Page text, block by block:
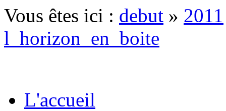
Vous êtes ici : debut » 2011
l_horizon_en_boite
L'accueil